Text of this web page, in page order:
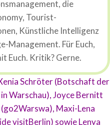
die
Tourist-
Künstliche Intelligenz
Management. Für Euch,
Euch. Kritik? Gerne.